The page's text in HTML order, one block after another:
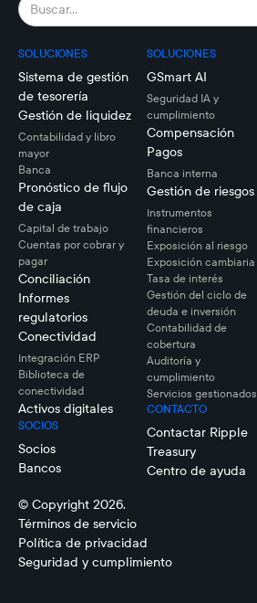
SOLUCIONES
Sistema de gestión
de tesorería
Gestión de liquidez
Contabilidad y libro
mayor
Banca
Pronóstico de flujo
de caja
Capital de trabajo
Cuentas por cobrar y
pagar
Conciliación
Informes
regulatorios
Conectividad
Integración ERP
Biblioteca de
conectividad
Activos digitales
SOCIOS
Socios
Bancos
SOLUCIONES
GSmart AI
Seguridad IA y
cumplimiento
Compensación
Pagos
Banca interna
Gestión de riesgos
Instrumentos
financieros
Exposición al riesgo
Exposición cambiaria
Tasa de interés
Gestión del ciclo de
deuda e inversión
Contabilidad de
cobertura
Auditoría y
cumplimiento
Servicios gestionados
CONTACTO
Contactar Ripple
Treasury
Centro de ayuda
© Copyright 2026.
Términos de servicio
Política de privacidad
Seguridad y cumplimiento